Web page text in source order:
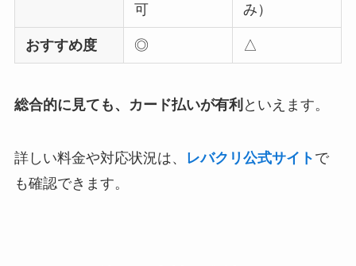
可
み）
おすすめ度 ◎ △
総合的に見ても、カード払いが有利 といえます。
詳しい料金や対応状況は、 レバクリ公式サイト で
も確認できます。